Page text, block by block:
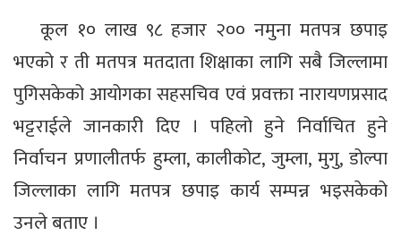
कूल १० लाख ९८ हजार २०० नमुना मतपत्र छपाइ
भएको र ती मतपत्र मतदाता शिक्षाका लागि सबै जिल्लामा
पुगिसकेको आयोगका सहसचिव एवं प्रवक्ता नारायणप्रसाद
भट्टराईले जानकारी दिए । पहिलो हुने निर्वाचित हुने
निर्वाचन प्रणालीतर्फ हुम्ला, कालीकोट, जुम्ला, मुगु, डोल्पा
जिल्लाका लागि मतपत्र छपाइ कार्य सम्पन्न भइसकेको
उनले बताए ।